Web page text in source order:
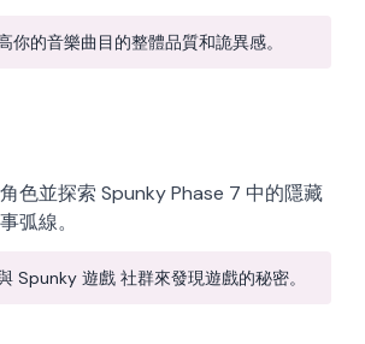
你的音樂曲目的整體品質和詭異感。
色並探索 Spunky Phase 7 中的隱藏
弧線。
Spunky 遊戲 社群來發現遊戲的秘密。